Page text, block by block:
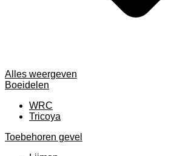
Alles weergeven
Boeidelen
WRC
Tricoya
Toebehoren gevel